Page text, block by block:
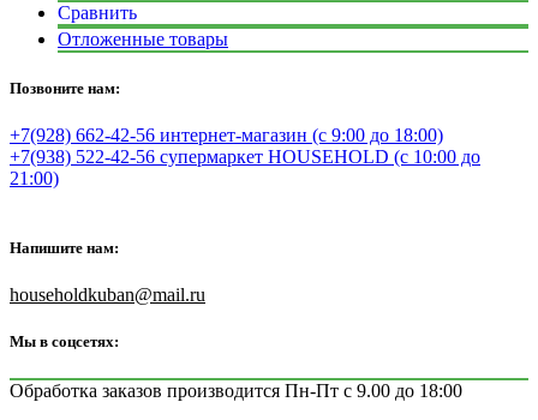
Сравнить
Отложенные товары
Позвоните нам:
+7(928) 662-42-56 интернет-магазин (с 9:00 до 18:00)
+7(938) 522-42-56 супермаркет HOUSEHOLD (с 10:00 до
21:00)
Напишите нам:
householdkuban@mail.ru
Мы в соцсетях:
Обработка заказов производится Пн-Пт с 9.00 до 18:00